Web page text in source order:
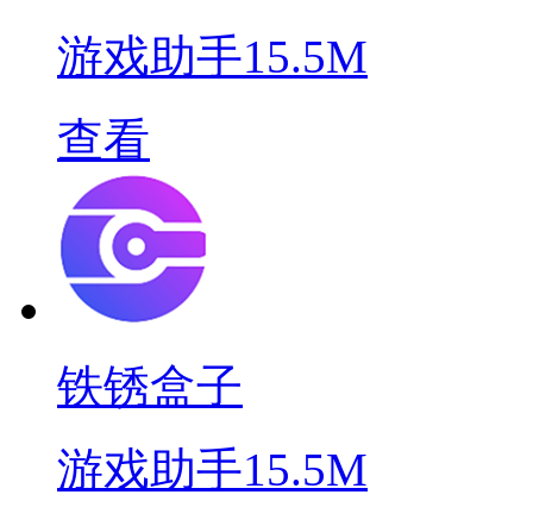
游戏助手15.5M
查看
铁锈盒子
游戏助手15.5M